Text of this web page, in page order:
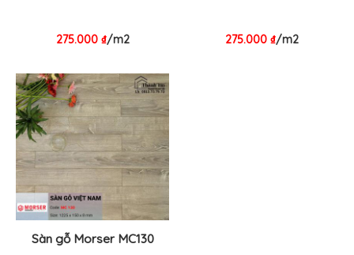
275.000 ₫/m2 275.000 ₫/m2
Sàn gỗ Morser MC130